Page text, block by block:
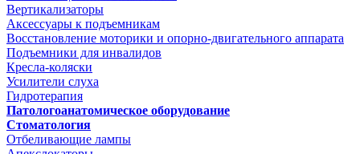
Вертикализаторы
Аксессуары к подъемникам
Восстановление моторики и опорно-двигательного аппарата
Подъемники для инвалидов
Кресла-коляски
Усилители слуха
Гидротерапия
Патологоанатомическое оборудование
Стоматология
Отбеливающие лампы